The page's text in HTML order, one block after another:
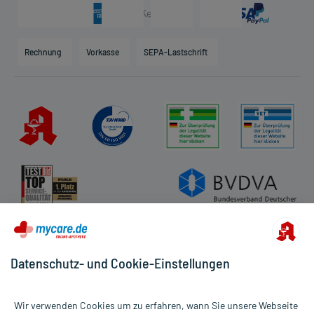
Arzneimittelinformationen
Direktabrechnung PKV
Impressum
Datenschutz
Cookie-Einstellungen
Rückgabe/Widerruf
Rechnung Vorkasse SEPA-Lastschrift
Datenschutz- und Cookie-Einstellungen
Wir verwenden Cookies um zu erfahren, wann Sie unsere Webseite